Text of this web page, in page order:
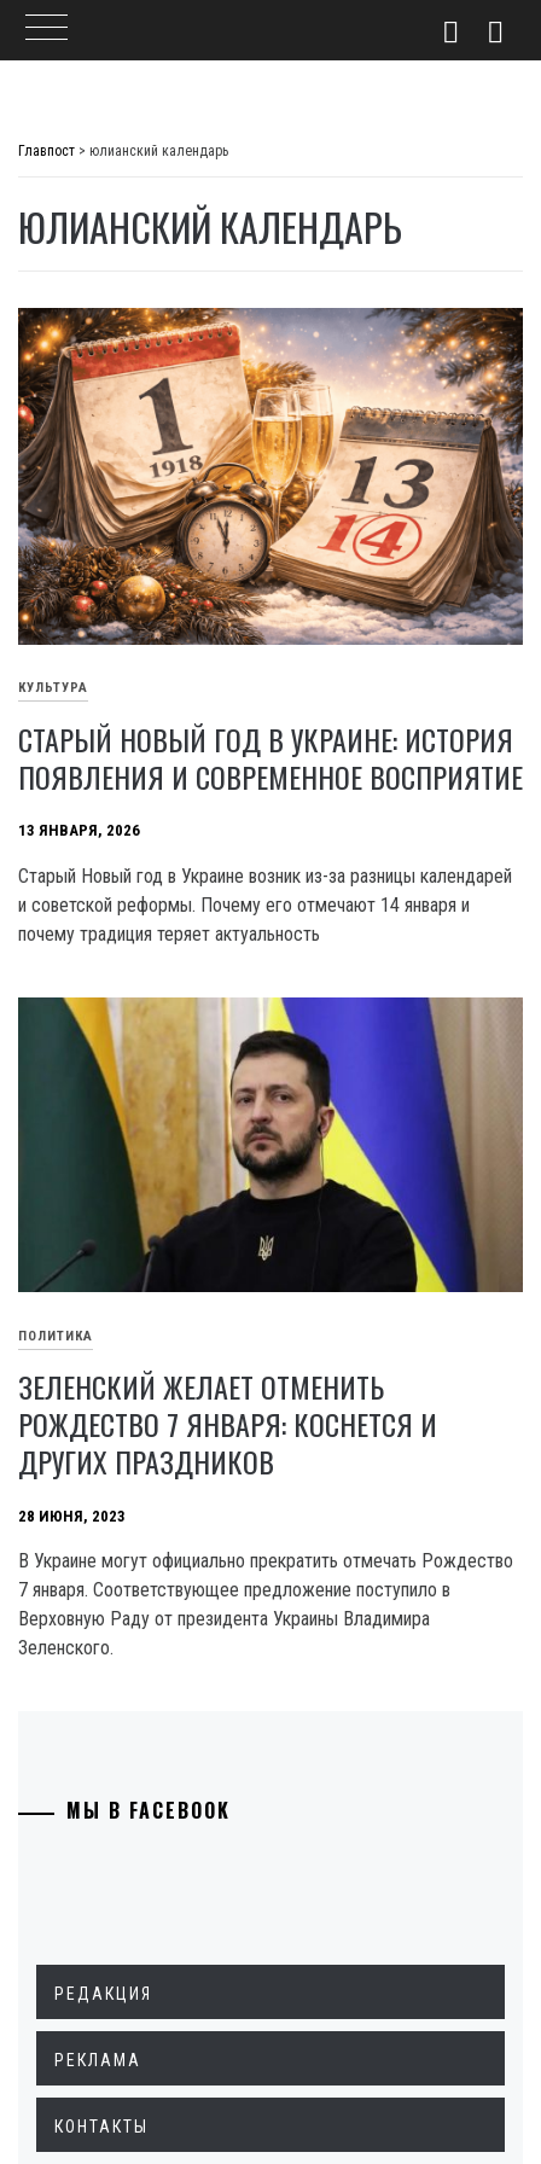
Главпост > юлианский календарь
ЮЛИАНСКИЙ КАЛЕНДАРЬ
КУЛЬТУРА
СТАРЫЙ НОВЫЙ ГОД В УКРАИНЕ: ИСТОРИЯ
ПОЯВЛЕНИЯ И СОВРЕМЕННОЕ ВОСПРИЯТИЕ
13 ЯНВАРЯ, 2026
Старый Новый год в Украине возник из-за разницы календарей
и советской реформы. Почему его отмечают 14 января и
почему традиция теряет актуальность
ПОЛИТИКА
ЗЕЛЕНСКИЙ ЖЕЛАЕТ ОТМЕНИТЬ
РОЖДЕСТВО 7 ЯНВАРЯ: КОСНЕТСЯ И
ДРУГИХ ПРАЗДНИКОВ
28 ИЮНЯ, 2023
В Украине могут официально прекратить отмечать Рождество
7 января. Соответствующее предложение поступило в
Верховную Раду от президента Украины Владимира
Зеленского.
МЫ В FACEBOOK
РЕДАКЦИЯ
РЕКЛАМА
КОНТАКТЫ